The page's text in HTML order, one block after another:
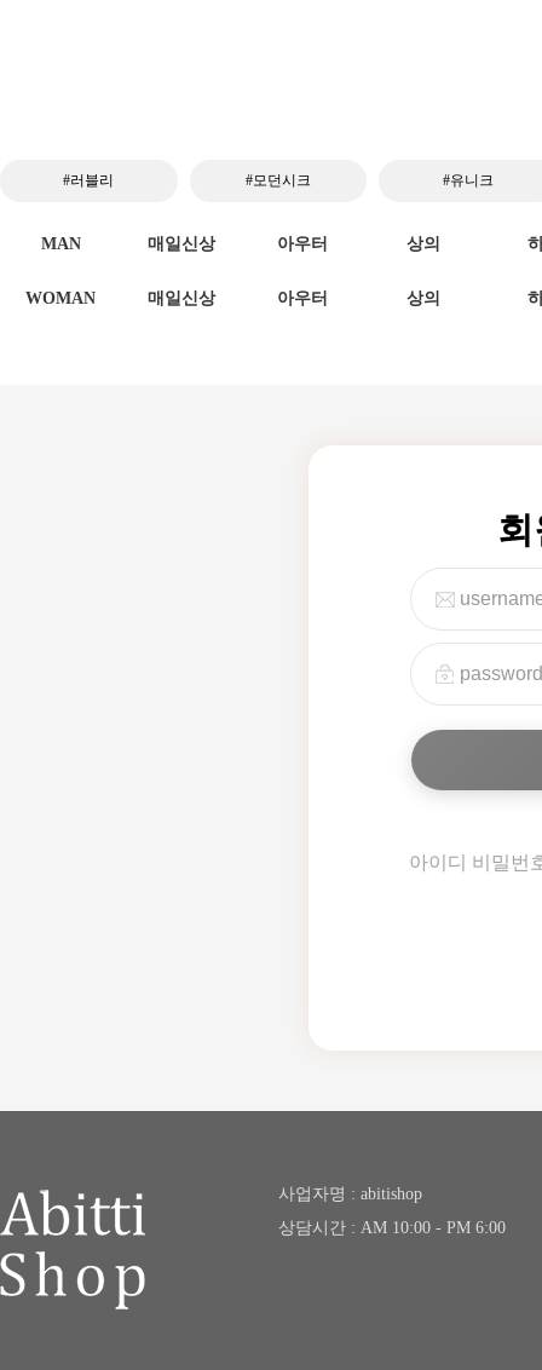
#러블리 #모던시크 #유니크
MAN 매일신상 아우터 상의
WOMAN 매일신상 아우터 상의
아이디 비밀번
사업자명 : abitishop
상담시간 : AM 10:00 - PM 6:00